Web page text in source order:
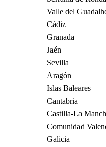
Valle del
Cádiz
Granada
Jaén
Sevilla
Aragón
Islas Baleares
Cantabria
Castilla-La
Comunidad
Galicia